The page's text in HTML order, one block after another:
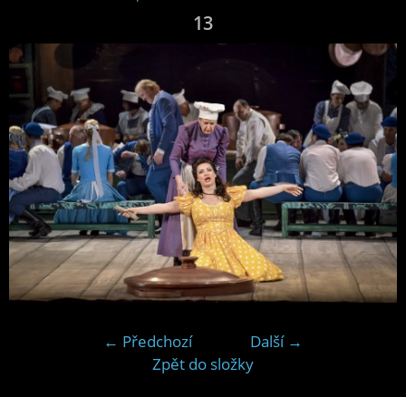
13
← Předchozí
Další →
Zpět do složky